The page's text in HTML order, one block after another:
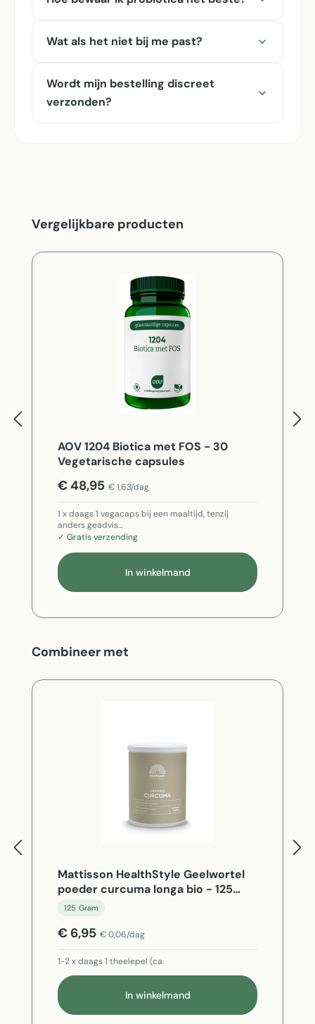
Wat als het niet bij me past?
Wordt mijn bestelling discreet
verzonden?
Productgalerij overslaan
Vergelijkbare producten
AOV 1204 Biotica met FOS - 30
Vegetarische capsules
€ 48,95 € 1,63/dag
1 x daags 1 vegacaps bij een maaltijd, tenzij
anders geadvis…
✓ Gratis verzending
In winkelmand
Productgalerij overslaan
Combineer met
Mattisson HealthStyle Geelwortel
poeder curcuma longa bio - 125
Gram
125 Gram
€ 6,95 € 0,06/dag
1-2 x daags 1 theelepel (ca.
In winkelmand